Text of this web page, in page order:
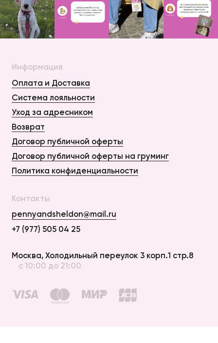
Информация
Оплата и Доставка
Система лояльности
Уход за адресником
Возврат
Договор публичной оферты
Договор публичной оферты на груминг
Политика конфиденциальности
Контакты
pennyandsheldon@mail.ru
+7 (977) 505 04 25
Москва, Холодильный переулок 3 корп.1 стр.8
с 10:00 до 21:00
Оплата и Доставка
Возврат
Договор публичной оферты на груминг